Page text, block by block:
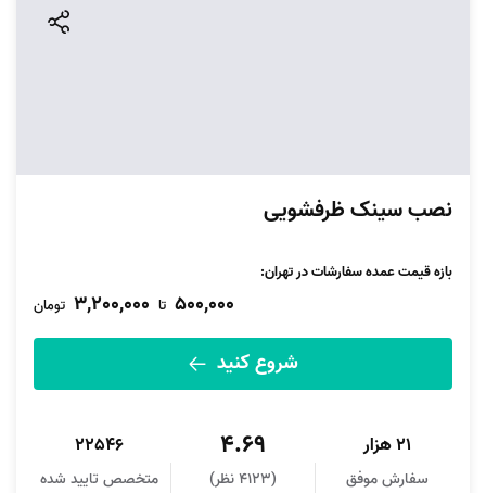
نصب سینک ظرفشویی
بازه قیمت عمده سفارشات در تهران:
500,000 تا 3,200,000 تومان
شروع کنید
21 هزار
سفارش موفق
4.69
(4123 نظر)
22546
متخصص تایید شده